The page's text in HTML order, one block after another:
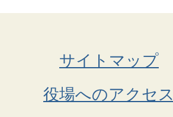
サイトマップ
役場へのアクセス